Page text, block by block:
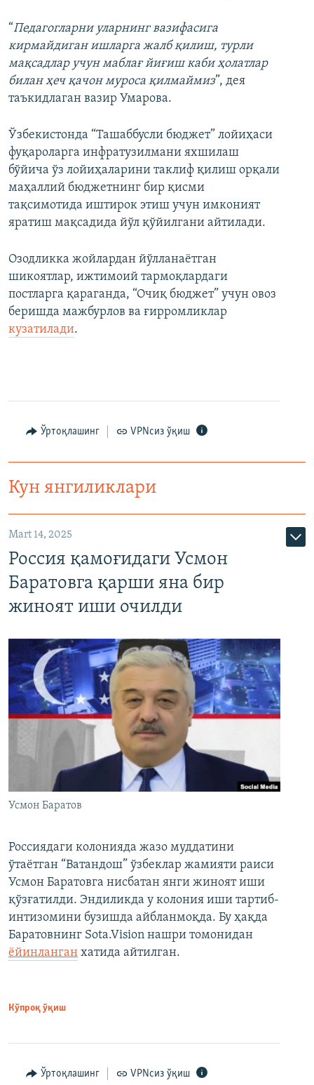
“Педагогларни уларнинг вазифасига
кирмайдиган ишларга жалб қилиш, турли
мақсадлар учун маблағ йиғиш каби ҳолатлар
билан ҳеч қачон муроса қилмаймиз”, дея
таъкидлаган вазир Умарова.
Ўзбекистонда “Ташаббусли бюджет” лойиҳаси
фуқароларга инфратузилмани яхшилаш
бўйича ўз лойиҳаларини таклиф қилиш орқали
маҳаллий бюджетнинг бир қисми
тақсимотида иштирок этиш учун имконият
яратиш мақсадида йўл қўйилгани айтилади.
Озодликка жойлардан йўлланаётган
шикоятлар, ижтимоий тармоқлардаги
постларга қараганда, “Очиқ бюджет” учун овоз
беришда мажбурлов ва ғирромликлар
кузатилади.
Ўртоқлашинг VPNсиз ўқиш
Кун янгиликлари
Mart 14, 2025
Россия қамоғидаги Усмон
Баратовга қарши яна бир
жиноят иши очилди
Усмон Баратов
Россиядаги колонияда жазо муддатини
ўтаётган “Ватандош” ўзбеклар жамияти раиси
Усмон Баратовга нисбатан янги жиноят иши
қўзғатилди. Эндиликда у колония иши тартиб-
интизомини бузишда айбланмоқда. Бу ҳақда
Баратовнинг Sota.Vision нашри томонидан
ёйинланган хатида айтилган.
Кўпроқ ўқиш
Ўртоқлашинг VPNсиз ўқиш